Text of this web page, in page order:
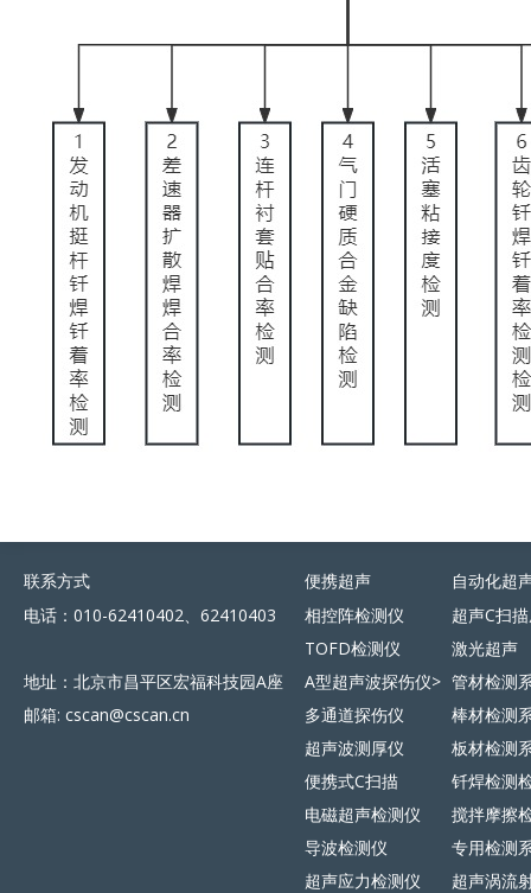
联系方式 便携超声 自动化超
电话：010-62410402、62410403
地址：北京市昌平区宏福科技园A座
邮箱: cscan@cscan.cn
相控阵检测仪
TOFD检测仪
A型超声波探伤仪>
多通道探伤仪
超声波测厚仪
便携式C扫描
电磁超声检测仪
导波检测仪
超声应力检测仪
超声C扫
激光超声
管材检测
棒材检测
板材检测
钎焊检测
搅拌摩擦
专用检测
超声涡流